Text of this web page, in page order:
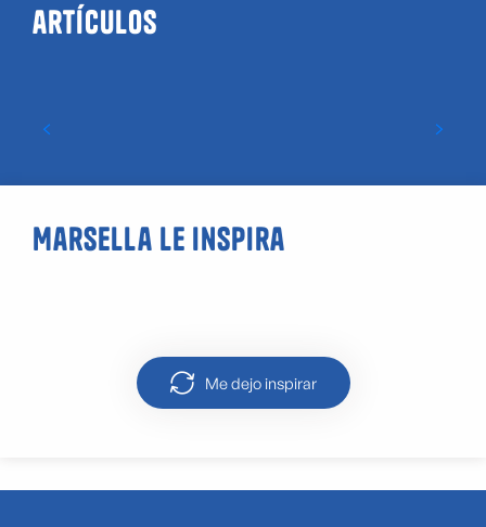
artículos
Marsella le inspira
Me dejo inspirar